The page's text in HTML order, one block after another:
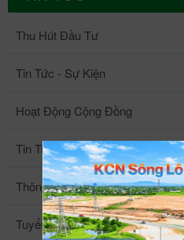
Thu Hút Đầu Tư
Tin Tức - Sự Kiện
Hoạt Động Cộng Đồng
Tin Tức Nội Bộ
Thông Tin Khác
Tuyển Dụng